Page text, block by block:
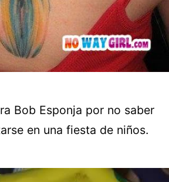
Bob Esponja por no saber
en una fiesta de niños.